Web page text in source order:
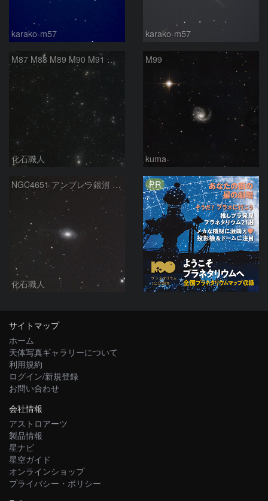
karako-m57 karako-m57
M87 M88 M89 M90 M91 マルカリアンの銀河鎖 おとめ座 かみのけ座
化石職人
M99
kuma-
NGC4651 アンブレラ銀河 かみのけ座
化石職人
PR
サイトマップ
ホーム
天体写真ギャラリーについて
利用規約
ログイン/新規登録
お問い合わせ
会社情報
アストロアーツ
製品情報
星ナビ
星空ガイド
オンラインショップ
プライバシー・ポリシー